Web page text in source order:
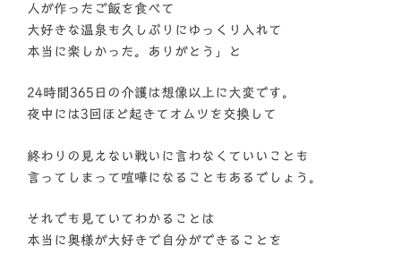
人が作ったご飯を食べて
大好きな温泉も久しぶりにゆっくり入れて
本当に楽しかった。ありがとう」と
24時間365日の介護は想像以上に大変です。
夜中には3回ほど起きてオムツを交換して
終わりの見えない戦いに言わなくていいことも
言ってしまって喧嘩になることもあるでしょう。
それでも見ていてわかることは
本当に奥様が大好きで自分ができることを